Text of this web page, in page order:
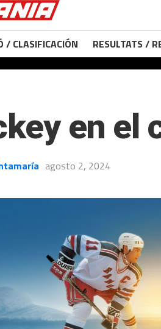
/ CLASIFICACIÓN RESULTATS /
en el
agosto 2, 2024